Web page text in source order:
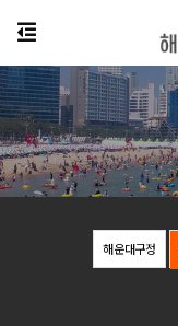
해운대구정